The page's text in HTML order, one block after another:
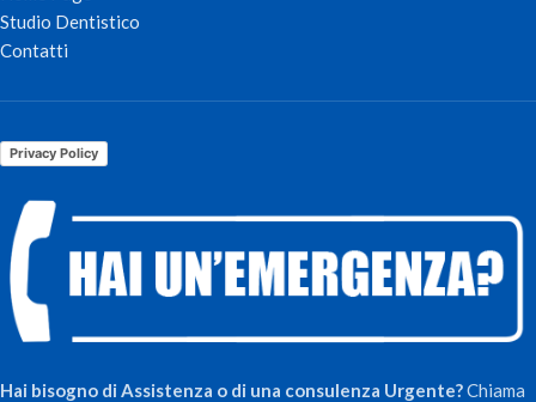
Studio Dentistico
Contatti
Privacy Policy
Hai bisogno di Assistenza o di una consulenza Urgente?Chiama